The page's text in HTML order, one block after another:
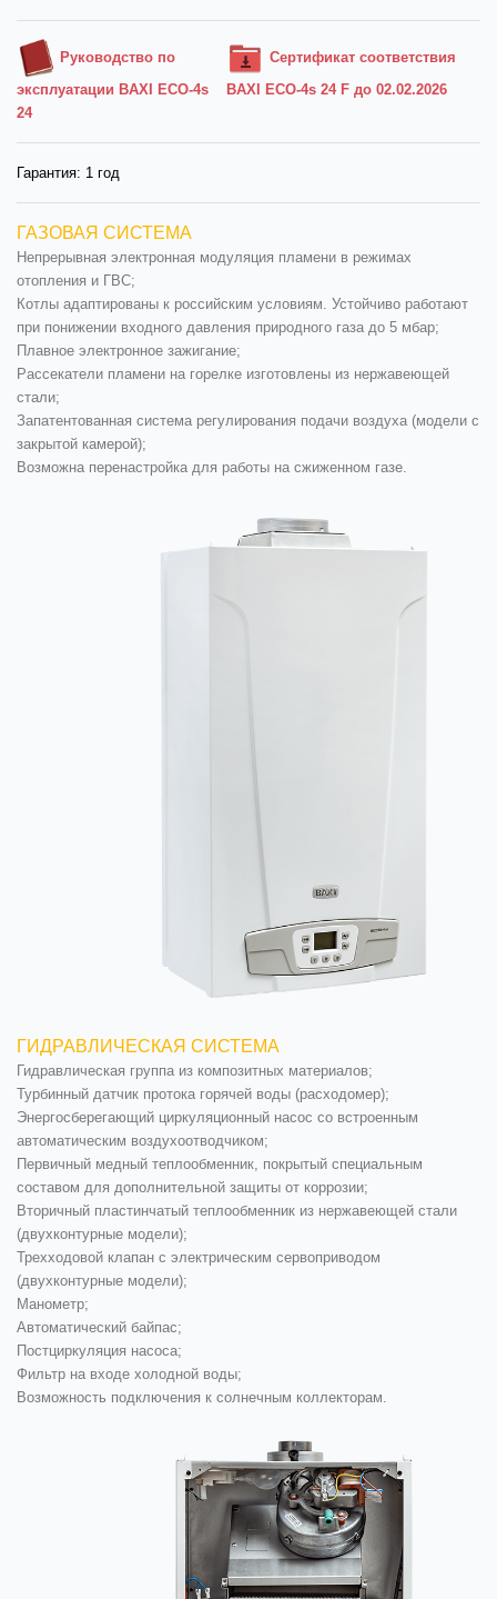
Руководство по
эксплуатации BAXI ECO-4s
24
Сертификат соответствия
BAXI ECO-4s 24 F до 02.02.2026
Гарантия: 1 год
ГАЗОВАЯ СИСТЕМА
Непрерывная электронная модуляция пламени в режимах
отопления и ГВС;
Котлы адаптированы к российским условиям. Устойчиво работают
при понижении входного давления природного газа до 5 мбар;
Плавное электронное зажигание;
Рассекатели пламени на горелке изготовлены из нержавеющей
стали;
Запатентованная система регулирования подачи воздуха (модели с
закрытой камерой);
Возможна перенастройка для работы на сжиженном газе.
ГИДРАВЛИЧЕСКАЯ СИСТЕМА
Гидравлическая группа из композитных материалов;
Турбинный датчик протока горячей воды (расходомер);
Энергосберегающий циркуляционный насос со встроенным
автоматическим воздухоотводчиком;
Первичный медный теплообменник, покрытый специальным
составом для дополнительной защиты от коррозии;
Вторичный пластинчатый теплообменник из нержавеющей стали
(двухконтурные модели);
Трехходовой клапан с электрическим сервоприводом
(двухконтурные модели);
Манометр;
Автоматический байпас;
Постциркуляция насоса;
Фильтр на входе холодной воды;
Возможность подключения к солнечным коллекторам.